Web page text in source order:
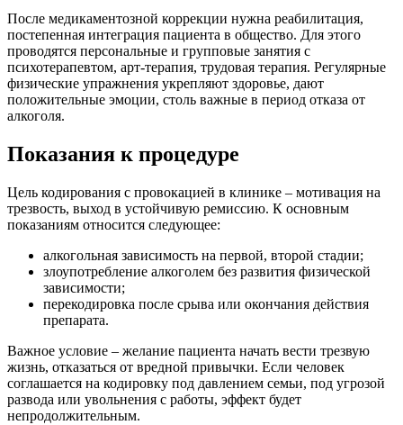
После медикаментозной коррекции нужна реабилитация,
постепенная интеграция пациента в общество. Для этого
проводятся персональные и групповые занятия с
психотерапевтом, арт-терапия, трудовая терапия. Регулярные
физические упражнения укрепляют здоровье, дают
положительные эмоции, столь важные в период отказа от
алкоголя.
Показания к процедуре
Цель кодирования с провокацией в клинике – мотивация на
трезвость, выход в устойчивую ремиссию. К основным
показаниям относится следующее:
алкогольная зависимость на первой, второй стадии;
злоупотребление алкоголем без развития физической
зависимости;
перекодировка после срыва или окончания действия
препарата.
Важное условие – желание пациента начать вести трезвую
жизнь, отказаться от вредной привычки. Если человек
соглашается на кодировку под давлением семьи, под угрозой
развода или увольнения с работы, эффект будет
непродолжительным.